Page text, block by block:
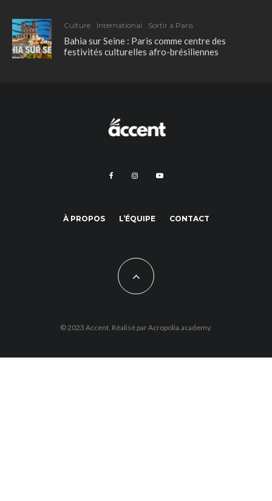
Culture International Sortir à Paris
Bahia sur Seine : Paris comme centre des
festivités culturelles afro-brésiliennes
À PROPOS L’ÉQUIPE CONTACT
© 2023 Accent. Réalisé parAcropolia.academy.